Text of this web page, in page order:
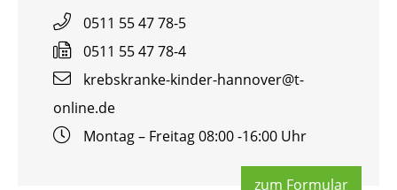
0511 55 47 78-5
0511 55 47 78-4
krebs­kran­ke-kin­der-han­no­ver@​t-​
online.​de
Mon­tag – Frei­tag 08:00 -16:00 Uhr
zum For­mu­lar